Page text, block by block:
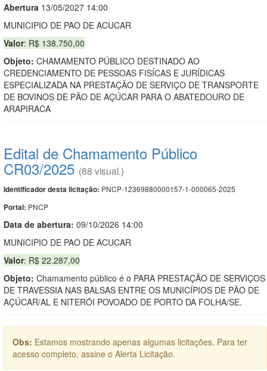
Abertura 13/05/2027 14:00
MUNICIPIO DE PAO DE ACUCAR
Valor: R$ 138.750,00
Objeto: CHAMAMENTO PÚBLICO DESTINADO AO
CREDENCIAMENTO DE PESSOAS FISÍCAS E JURÍDICAS
ESPECIALIZADA NA PRESTAÇÃO DE SERVIÇO DE TRANSPORTE
DE BOVINOS DE PÃO DE AÇÚCAR PARA O ABATEDOURO DE
ARAPIRACA
Edital de Chamamento Público
CR03/2025 (88 visual.)
Identificador desta licitação: PNCP-12369880000157-1-000065-2025
Portal: PNCP
Data de abertura: 09/10/2026 14:00
MUNICIPIO DE PAO DE ACUCAR
Valor: R$ 22.287,00
Objeto: Chamamento público é o PARA PRESTAÇÃO DE SERVIÇOS
DE TRAVESSIA NAS BALSAS ENTRE OS MUNICÍPIOS DE PÃO DE
AÇÚCAR/AL E NITERÓI POVOADO DE PORTO DA FOLHA/SE.
Obs: Estamos mostrando apenas algumas licitações. Para ter
acesso completo, assine o Alerta Licitação.